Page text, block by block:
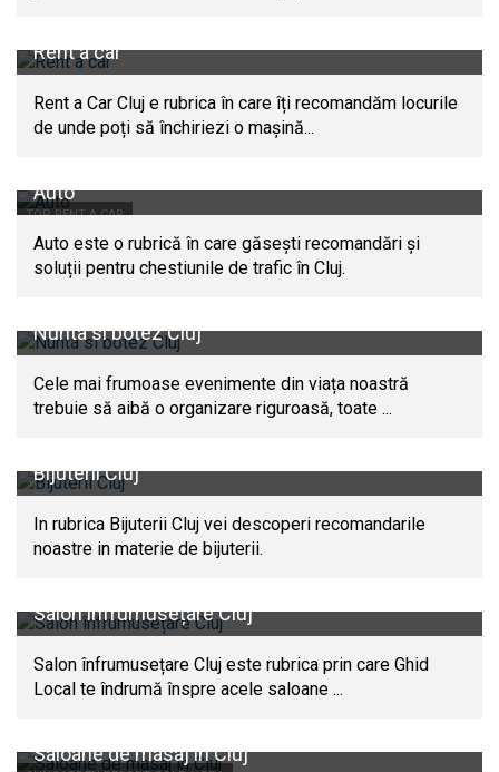
Rent a car
Rent a Car Cluj e rubrica în care îți recomandăm locurile
de unde poți să închiriezi o mașină...
TOP RENT A CAR
Auto
Auto este o rubrică în care găsești recomandări și
soluții pentru chestiunile de trafic în Cluj.
Nunta si botez Cluj
Cele mai frumoase evenimente din viața noastră
trebuie să aibă o organizare riguroasă, toate ...
Bijuterii Cluj
In rubrica Bijuterii Cluj vei descoperi recomandarile
noastre in materie de bijuterii.
Salon înfrumusețare Cluj
Salon înfrumusețare Cluj este rubrica prin care Ghid
Local te îndrumă înspre acele saloane ...
Saloane de masaj in Cluj